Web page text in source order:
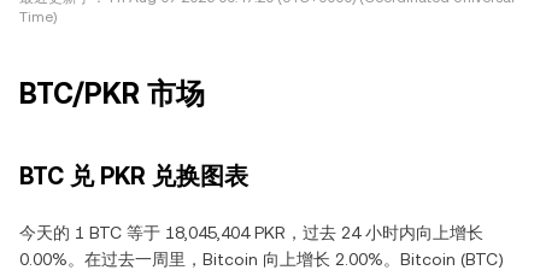
Time)
BTC/PKR 市场
BTC 兑 PKR 兑换图表
今天的 1 BTC 等于 18,045,404 PKR，过去 24 小时内向上增长
0.00%。在过去一周里，Bitcoin 向上增长 2.00%。Bitcoin (BTC)